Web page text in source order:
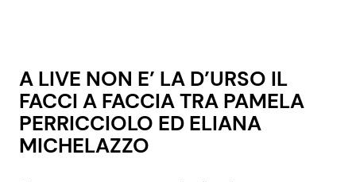
A LIVE NON E’ LA D’URSO IL
FACCI A FACCIA TRA PAMELA
PERRICCIOLO ED ELIANA
MICHELAZZO